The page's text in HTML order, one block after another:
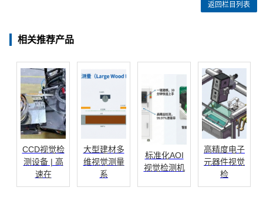
返回栏目列表
相关推荐产品
CCD视觉检
测设备 | 高
速在
大型建材多
维视觉测量
系
标准化AOI
视觉检测机
高精度电子
元器件视觉
检